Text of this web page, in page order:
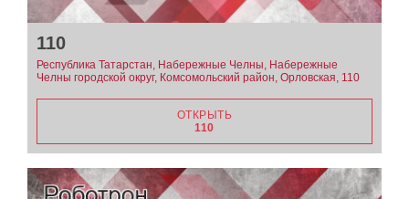
110
Республика Татарстан, Набережные Челны, Набережные
Челны городской округ, Комсомольский район, Орловская, 110
ОТКРЫТЬ
110